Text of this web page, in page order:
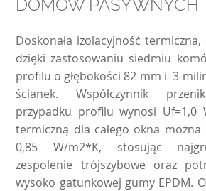
DOMÓW PASYWNYCH
Doskonała izolacyjność termiczna,
dzięki zastosowaniu siedmiu
profilu o głębokości 82 mm i 3-
ścianek. Współczynnik
przypadku profilu wynosi Uf=1,0
termiczną dla całego okna można
0,85 W/m2*K, stosując
zespolenie trójszybowe oraz
wysoko gatunkowej gumy EPDM.